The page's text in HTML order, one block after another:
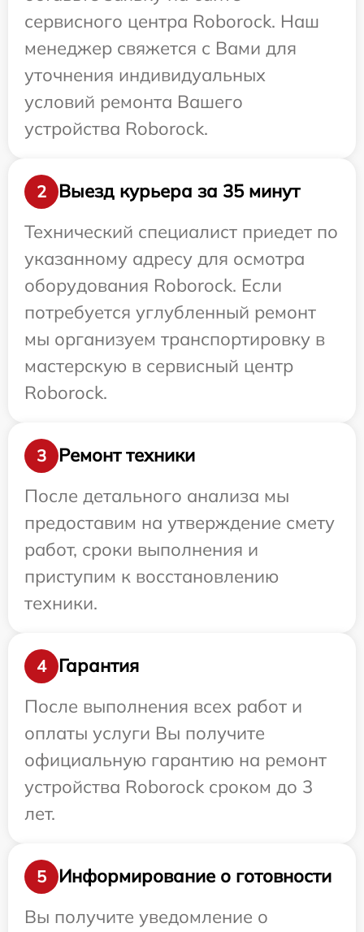
сервисного центра Roborock. Наш
менеджер свяжется с Вами для
уточнения индивидуальных
условий ремонта Вашего
устройства Roborock.
2
Выезд курьера за 35 минут
Технический специалист приедет по
указанному адресу для осмотра
оборудования Roborock. Если
потребуется углубленный ремонт
мы организуем транспортировку в
мастерскую в сервисный центр
Roborock.
3
Ремонт техники
После детального анализа мы
предоставим на утверждение смету
работ, сроки выполнения и
приступим к восстановлению
техники.
4
Гарантия
После выполнения всех работ и
оплаты услуги Вы получите
официальную гарантию на ремонт
устройства Roborock сроком до 3
лет.
5
Информирование о готовности
Вы получите уведомление о